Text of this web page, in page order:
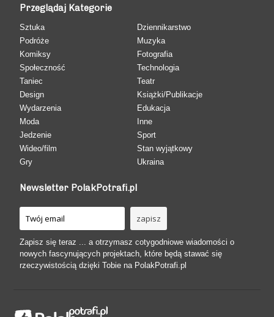
Przeglądaj Kategorie
Sztuka
Podróże
Komiksy
Społeczność
Taniec
Design
Wydarzenia
Moda
Jedzenie
Wideo/film
Gry
Dziennikarstwo
Muzyka
Fotografia
Technologia
Teatr
Książki/Publikacje
Edukacja
Inne
Sport
Stan wyjątkowy
Ukraina
Newsletter PolakPotrafi.pl
Zapisz się teraz ... a otrzymasz cotygodniowe wiadomości o
nowych fascynujących projektach, które będą stawać się
rzeczywistością dzięki Tobie na PolakPotrafi.pl